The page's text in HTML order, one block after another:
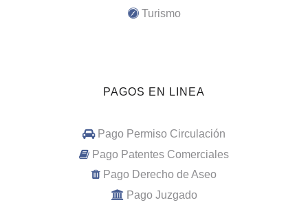
Turismo
PAGOS EN LINEA
Pago Permiso Circulación
Pago Patentes Comerciales
Pago Derecho de Aseo
Pago Juzgado